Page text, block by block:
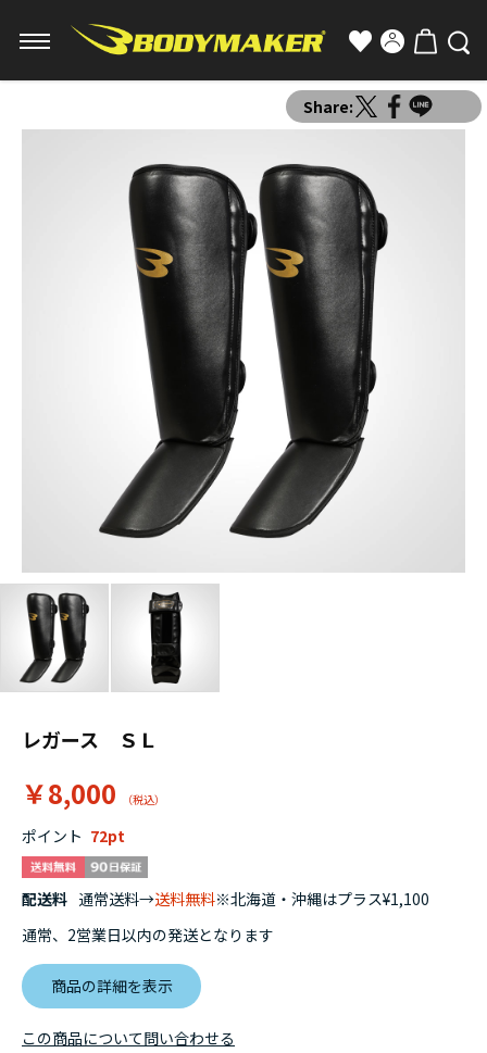
Share:
レガース ＳＬ
￥8,000
ポイント 72
配送料 通常送料→送料無料※北海道・沖縄はプラス¥1,100
通常、2営業日以内の発送となります
商品の詳細を表示
この商品について問い合わせる